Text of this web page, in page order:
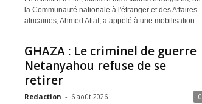
la Communauté nationale à l'étranger et des Affaires
africaines, Ahmed Attaf, a appelé à une mobilisation...
GHAZA : Le criminel de guerre
Netanyahou refuse de se
retirer
Redaction - 6 août 2026 0